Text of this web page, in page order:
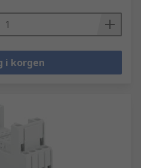
i korgen